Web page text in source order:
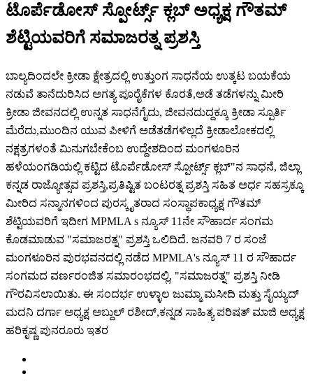
ಟೊರ್ಪೆಡೋಸ್ ಸ್ಪೋರ್ಟ್ಸ್ ಕ್ಲಬ್ ಅಧ್ಯಕ್ಷ ಗೌತಮ್
ಶೆಟ್ಟಿಯವರಿಗೆ ಸಮಾಜರತ್ನ ಪ್ರಶಸ್ತಿ
ಬಾಲ್ಯದಿಂದಲೇ ಕ್ರೀಡಾ ಕ್ಷೇತ್ರದಲ್ಲಿ ಉತ್ತುಂಗ ಸಾಧನೆಯ ಉತ್ಕಟ ಬಯಕೆಯ
ನಡುವೆ ತಾನೆದುರಿಸಿದ ಅಗತ್ಯ ಪೂರೈಕೆಗಳ ಕೊರತೆ,ಅಡೆ ತಡೆಗಳನ್ನು ಮೀರಿ
ಕ್ರೀಡಾ ಜೀವನದಲ್ಲಿ ಉನ್ನತ ಸಾಧನೆಗೈದು, ಜೀವನದುದ್ದಕ್ಕೂ ಕ್ರೀಡಾ ಸ್ಪೂರ್ತಿ‌‌
ಮೆರೆದು,ಮುಂದಿನ ಯುವ ಪೀಳಿಗೆ ಅಡೆತಡೆಗಳಿಲ್ಲದೆ ಕ್ರೀಡಾಲೋಕದಲ್ಲಿ
ನಕ್ಷತ್ರಗಳಂತೆ ಮಿನುಗಬೇಕೆಂಬ ಉದ್ದೇಶದಿಂದ ಮಂಗಳೂರಿನ
ಹಳೆಯಂಗಡಿಯಲ್ಲಿ ಕಟ್ಟಿದ ಟೊರ್ಪೆಡೋಸ್ ಸ್ಪೋರ್ಟ್ಸ್ ಕ್ಲಬ್"ನ ಸಾಧನೆ, ಜಿಲ್ಲಾ
ಕನ್ನಡ ರಾಜ್ಯೋತ್ಸವ ಪ್ರಶಸ್ತಿ,ಪ್ರತಿಷ್ಟಿತ ಬಂಟರತ್ನ ಪ್ರಶಸ್ತಿ ಸಹಿತ ಅರ್ಧ ಸಹಸ್ರಕ್ಕೂ
ಮೀರಿದ ಸನ್ಮಾನಗಳಿಂದ ಪುರಸ್ಕೃತರಾದ ಸಂಸ್ಥಾಪಕಾಧ್ಯಕ್ಷ ಗೌತಮ್‌
ಶೆಟ್ಟಿಯವರಿಗೆ ಇದೀಗ MPMLA s ನ್ಯೂಸ್ 11ನೇ ಸೌಹಾರ್ದ ಸಂಗಮ
ಕೊಡಮಾಡುವ "ಸಮಾಜರತ್ನ" ಪ್ರಶಸ್ತಿ ಒಲಿದಿದೆ. ಜನವರಿ 7 ರ ಸಂಜೆ
ಮಂಗಳೂರಿನ ಪುರಭವನದಲ್ಲಿ ನಡೆದ MPMLA's ನ್ಯೂಸ್ 11 ರ ಸೌಹಾರ್ದ
ಸಂಗಮದ ವರ್ಣರಂಜಿತ ಸಮಾರಂಭದಲ್ಲಿ, "ಸಮಾಜರತ್ನ" ಪ್ರಶಸ್ತಿ ನೀಡಿ
ಗೌರವಿಸಲಾಯಿತು. ಈ ಸಂದರ್ಭ ಉಳ್ಳಾಲ ಜುಮ್ಮಾ ಮಸೀದಿ ಮತ್ತು ಸೈಯ್ಯದ್
ಮದನಿ ದರ್ಗಾ ಅಧ್ಯಕ್ಷ ಅಬ್ದುಲ್ ರಶೀದ್,ಕನ್ನಡ ಸಾಹಿತ್ಯ ಪರಿಷತ್ ಮಾಜಿ ಅಧ್ಯಕ್ಷ
ಹರಿಕೃಷ್ಣ ಪುನರೂರು ಇತರ